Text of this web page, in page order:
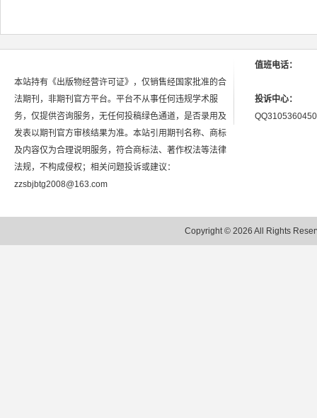
本站持有《出版物经营许可证》，仅销售经国家批准的合
法期刊，非期刊官方平台。平台不从事任何违规学术服
务，仅提供咨询服务，无任何投稿绿色通道，是否录用及
发表以期刊官方审核结果为准。本站引用期刊名称、商标
及内容仅为合理说明服务，符合商标法、著作权法等法律
法规，不构成侵权；相关问题投诉或建议：
zzsbjbtg2008@163.com
值班电话：
投诉中心：
QQ3105360450
Copyright © 2026 All Rights